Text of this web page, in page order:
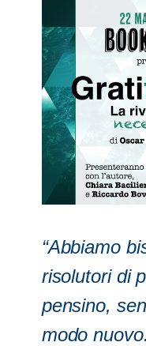
“Abbiamo
risolutori di
pensino,
modo